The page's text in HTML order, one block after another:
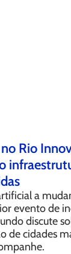
Rio
a
evento de
discute
de cidades